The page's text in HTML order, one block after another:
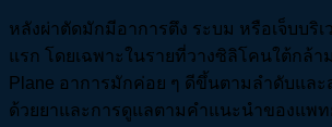
หลังผ่าตัดมักมีอาการตึง ระบม หรือเจ็บบริ
แรก โดยเฉพาะในรายที่วางซิลิโคนใต้กล้า
Plane อาการมักค่อย ๆ ดีขึ้นตามลำดับแล
ด้วยยาและการดูแลตามคำแนะนำของแพ